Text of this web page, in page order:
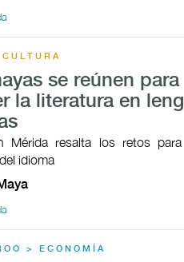
se reúnen para
la literatura en
Mérida resalta los retos
idioma
> ECONOMÍA